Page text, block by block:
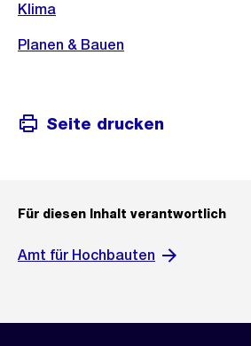
Klima
Planen & Bauen
Seite drucken
Für diesen Inhalt verantwortlich
Amt für Hochbauten